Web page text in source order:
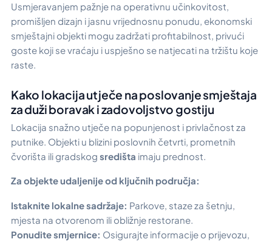
Usmjeravanjem pažnje na operativnu učinkovitost,
promišljen dizajn i jasnu vrijednosnu ponudu, ekonomski
smještajni objekti mogu zadržati profitabilnost, privući
goste koji se vraćaju i uspješno se natjecati na tržištu koje
raste.
Kako lokacija utječe na poslovanje smještaja
za duži boravak i zadovoljstvo gostiju
Lokacija snažno utječe na popunjenost i privlačnost za
putnike. Objekti u blizini poslovnih četvrti, prometnih
čvorišta ili gradskog središta imaju prednost.
Za objekte udaljenije od ključnih područja:
Istaknite lokalne sadržaje: Parkove, staze za šetnju,
mjesta na otvorenom ili obližnje restorane.
Ponudite smjernice: Osigurajte informacije o prijevozu,